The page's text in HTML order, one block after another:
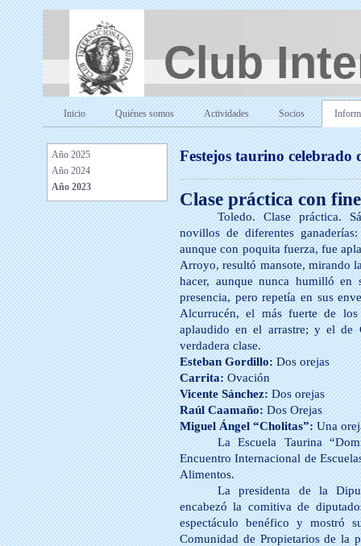
Club
Inicio Quiénes somos Actividades Socios
Año 2025
Año 2024
Año 2023
Festejos taurino celebrado
Clase práctica con
Toledo. Clase práctica.
novillos de diferentes
aunque con poquita fuerza, fue
Arroyo, resultó mansote, mirando
hacer, aunque nunca humilló
presencia, pero repetía en sus
Alcurrucén, el más fuerte de
aplaudido en el arrastre; y el de
verdadera clase.
Esteban Gordillo: Dos orejas
Carrita: Ovación
Vicente Sánchez: Dos orejas
Raúl Caamaño: Dos Orejas
Miguel Ángel “Cholitas”: Una
La Escuela Taurina
Encuentro Internacional de
Alimentos.
La presidenta de la
encabezó la comitiva de
espectáculo benéfico y mostró
Comunidad de Propietarios de la